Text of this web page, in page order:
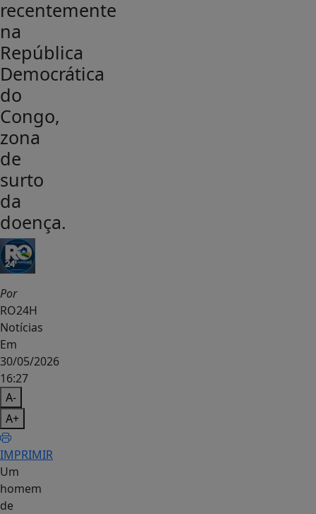
recentemente
na
República
Democrática
do
Congo,
zona
de
surto
da
doença.
Por
RO24H
Notícias
Em
30/05/2026
16:27
A-
A+
IMPRIMIR
Um
homem
de